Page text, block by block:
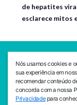
de hepatites
esclarece mitos
Av. da
Nós usamos cookies e
sua experiência em
recomendar conteúdo
concorda com a nossa
Privacidadepara